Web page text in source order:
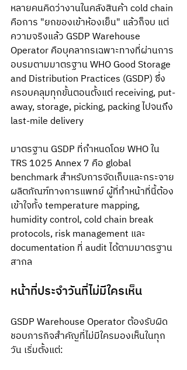
หลายคนคิดว่างานในคลังสินค้า cold chain
คือการ "ยกของเข้าห้องเย็น" แล้วก็จบ แต่
ความจริงแล้ว GSDP Warehouse
Operator คือบุคลากรเฉพาะทางที่ผ่านการ
อบรมตามมาตรฐาน WHO Good Storage
and Distribution Practices (GSDP) ซึ่ง
ครอบคลุมทุกขั้นตอนตั้งแต่ receiving, put-
away, storage, picking, packing ไปจนถึง
last-mile delivery
มาตรฐาน GSDP ที่กำหนดโดย WHO ใน
TRS 1025 Annex 7 คือ global
benchmark สำหรับการจัดเก็บและกระจาย
ผลิตภัณฑ์ทางการแพทย์ ผู้ที่ทำหน้าที่นี้ต้อง
เข้าใจทั้ง temperature mapping,
humidity control, cold chain break
protocols, risk management และ
documentation ที่ audit ได้ตามมาตรฐาน
สากล
หน้าที่ประจำวันที่ไม่มีใครเห็น
GSDP Warehouse Operator ต้องรับผิด
ชอบภารกิจสำคัญที่ไม่มีใครมองเห็นในทุก
วัน เริ่มตั้งแต่: